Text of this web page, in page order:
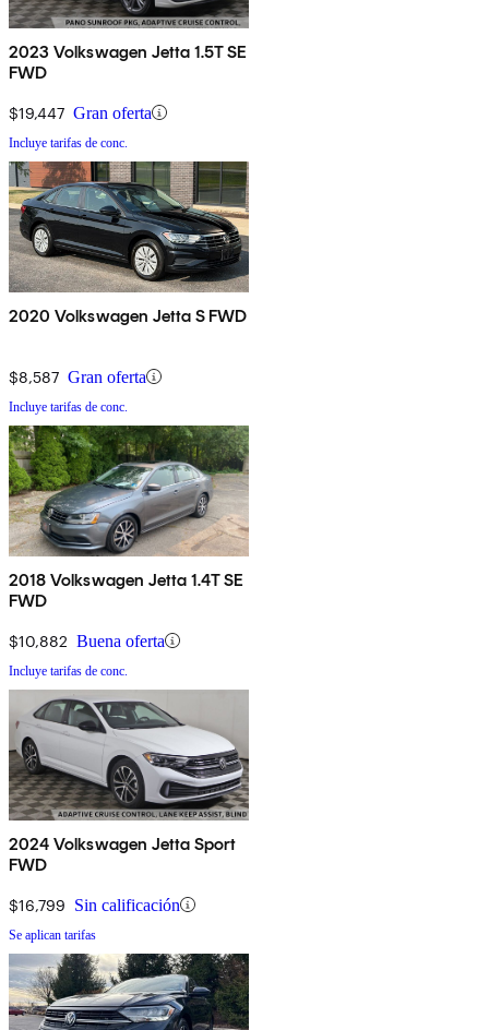
2023 Volkswagen Jetta 1.5T SE
FWD
$19,447 Gran oferta
Incluye tarifas de conc.
2020 Volkswagen Jetta S FWD
$8,587 Gran oferta
Incluye tarifas de conc.
2018 Volkswagen Jetta 1.4T SE
FWD
$10,882 Buena oferta
Incluye tarifas de conc.
2024 Volkswagen Jetta Sport
FWD
$16,799 Sin calificación
Se aplican tarifas